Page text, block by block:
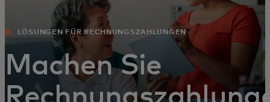
Neuigkeiten und Trends
LÖSUNGEN FÜR RECHNUNGSZAHLUNGEN
Machen Sie